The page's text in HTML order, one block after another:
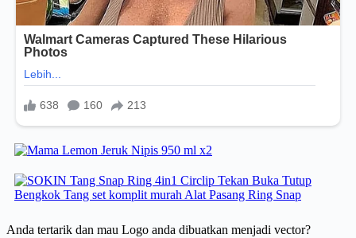
Anda tertarik dan mau Logo anda dibuatkan menjadi vector?